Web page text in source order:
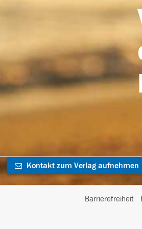
Kontakt zum Verlag aufnehmen
Barrierefreiheit